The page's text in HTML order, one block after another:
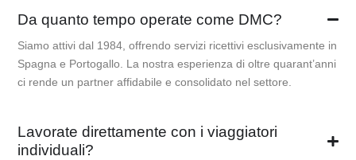
Da quanto tempo operate come DMC?
Siamo attivi dal 1984, offrendo servizi ricettivi esclusivamente in
Spagna e Portogallo. La nostra esperienza di oltre quarant’anni
ci rende un partner affidabile e consolidato nel settore.
Lavorate direttamente con i viaggiatori
individuali?